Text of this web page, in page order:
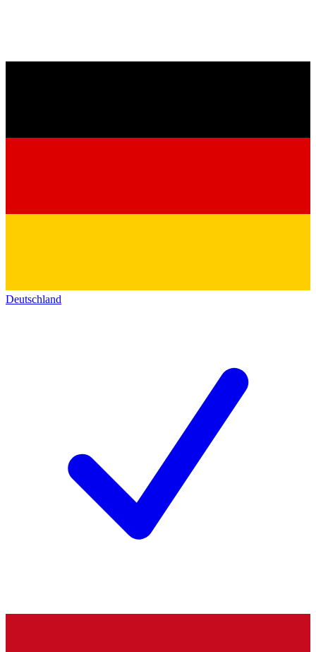
Deutschland